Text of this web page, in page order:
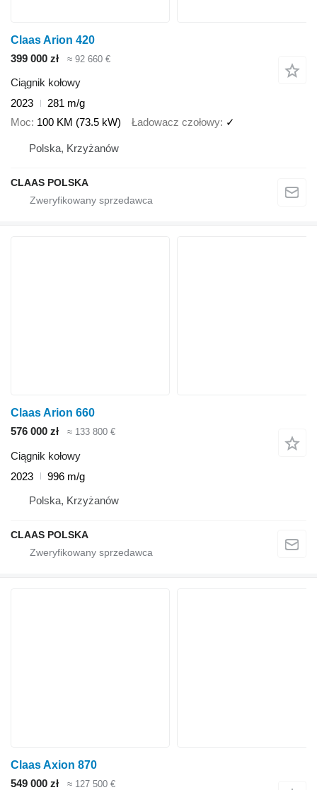
Claas Arion 420
399 000 zł
≈ 92 660 €
Ciągnik kołowy
2023
281 m/g
Moc 100 KM (73.5 kW) Ładowacz czołowy ✓
Polska, Krzyżanów
CLAAS POLSKA
Claas Arion 660
576 000 zł
≈ 133 800 €
Ciągnik kołowy
2023
996 m/g
Polska, Krzyżanów
CLAAS POLSKA
Claas Axion 870
549 000 zł
≈ 127 500 €